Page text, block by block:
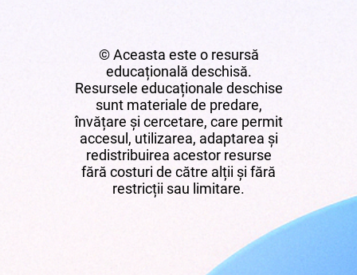
© Aceasta este o resursă
educațională deschisă.
Resursele educaționale deschise
sunt materiale de predare,
învățare și cercetare, care permit
accesul, utilizarea, adaptarea și
redistribuirea acestor resurse
fără costuri de către alții și fără
restricții sau limitare.